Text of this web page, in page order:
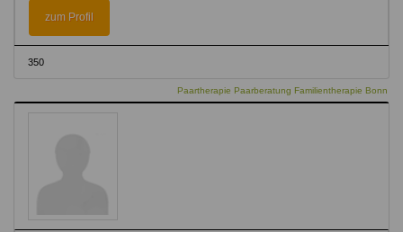
zum Profil
350
Paartherapie Paarberatung Familientherapie Bonn